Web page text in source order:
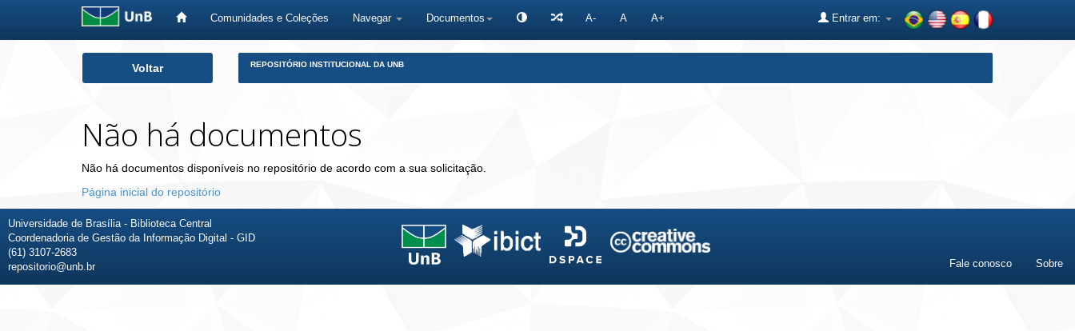
Comunidades e Coleções Navegar Documentos A- A A+ Entrar em:
Voltar REPOSITÓRIO INSTITUCIONAL DA UNB
Não há documentos
Não há documentos disponíveis no repositório de acordo com a sua solicitação.
Página inicial do repositório
Universidade de Brasília - Biblioteca Central
Coordenadoria de Gestão da Informação Digital - GID
(61) 3107-2683
repositorio@unb.br
Fale conosco Sobre